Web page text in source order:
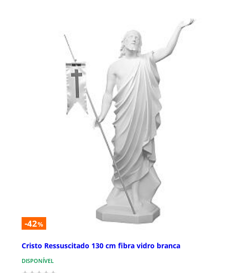
-42%
Cristo Ressuscitado 130 cm fibra vidro branca
DISPONÍVEL